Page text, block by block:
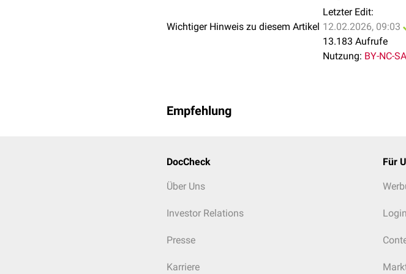
Tyrosinhydroxylase Tyrosin → DOPA
Tryptophan→5-
Wichtiger Hinweis zu diesem Artikel
Letzter Edit:
12.02.2026, 09:03
13.183 Aufrufe
Nutzung: BY-NC-SA
Empfehlung
DocCheck
Über Uns
Investor Relations
Presse
Karriere
Für